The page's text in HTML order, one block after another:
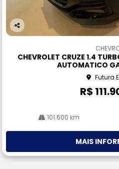
Co
rtil
CHEVROLET CRUZE 1.4
AUTOMATICO
Futura
R$
101.600 km
MAIS